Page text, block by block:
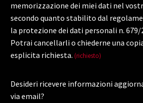
memorizzazione dei miei dati nel
secondo quanto stabilito dal
la protezione dei dati personali n. 679/
Potrai cancellarli o chiederne una
esplicita richiesta. (richiesto)
Desideri ricevere informazioni
via email?